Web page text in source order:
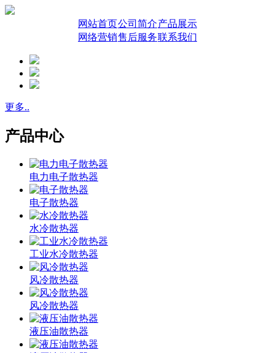
网站首页公司简介产品展示
网络营销售后服务联系我们
更多..
产品中心
电力电子散热器
电子散热器
水冷散热器
工业水冷散热器
风冷散热器
风冷散热器
液压油散热器